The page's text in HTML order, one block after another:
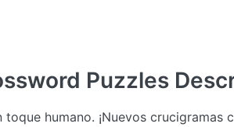
Puzzles
humano. ¡Nuevos crucigramas